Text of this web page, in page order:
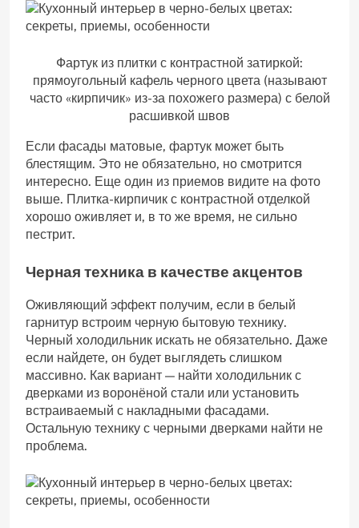
Фартук из плитки с контрастной затиркой:
прямоугольный кафель черного цвета (называют
часто «кирпичик» из-за похожего размера) с белой
расшивкой швов
Если фасады матовые, фартук может быть
блестящим. Это не обязательно, но смотрится
интересно. Еще один из приемов видите на фото
выше. Плитка-кирпичик с контрастной отделкой
хорошо оживляет и, в то же время, не сильно
пестрит.
Черная техника в качестве акцентов
Оживляющий эффект получим, если в белый
гарнитур встроим черную бытовую технику.
Черный холодильник искать не обязательно. Даже
если найдете, он будет выглядеть слишком
массивно. Как вариант — найти холодильник с
дверками из воронёной стали или установить
встраиваемый с накладными фасадами.
Остальную технику с черными дверками найти не
проблема.